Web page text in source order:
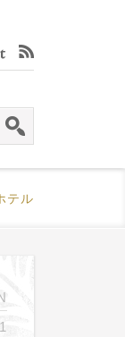
bijin-tokei
テル